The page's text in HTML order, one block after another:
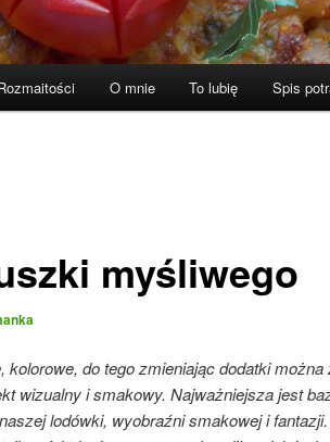
O mnie To lubię Spis
myśliwego
do tego zmieniając dodatki można
wizualny i smakowy. Najważniejsza jest
lodówki, wyobraźni smakowej i